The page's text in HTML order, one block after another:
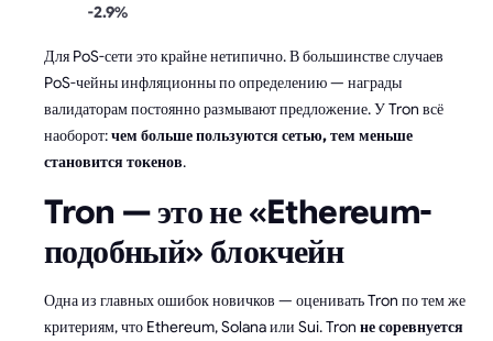
-2.9%
Для PoS-сети это крайне нетипично. В большинстве случаев
PoS-чейны инфляционны по определению — награды
валидаторам постоянно размывают предложение. У Tron всё
наоборот:чем больше пользуются сетью, тем меньше
становится токенов.
Tron — это не «Ethereum-
подобный» блокчейн
Одна из главных ошибок новичков — оценивать Tron по тем же
критериям, что Ethereum, Solana или Sui. Tron не соревнуется